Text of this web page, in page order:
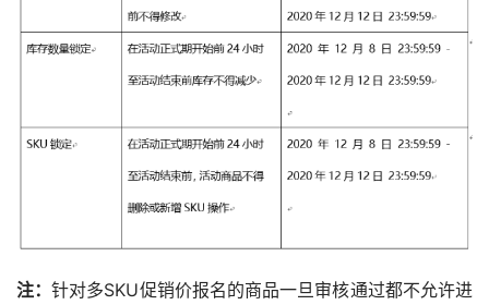
注：针对多SKU促销价报名的商品一旦审核通过都不允许进